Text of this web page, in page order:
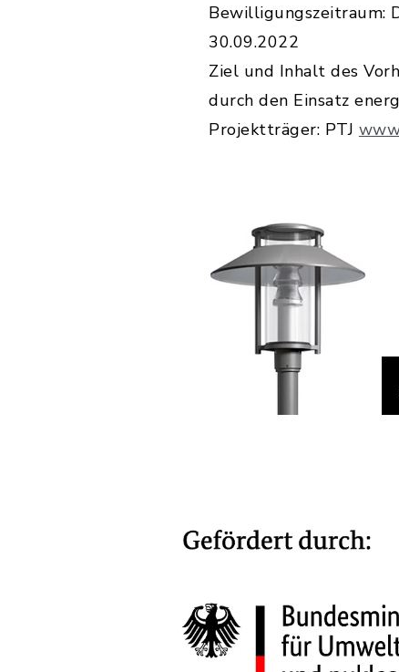
Bewilligungszeitraum:
30.09.2022
Ziel und Inhalt des
durch den Einsatz
Projektträger: PTJ